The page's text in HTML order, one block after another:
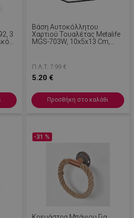
3
Βάση Αυτοκόλλητου
Χαρτιού Τουαλέτας Metalife
MGS-703W, 10x5x13 Cm,
Π.Λ.Τ: 7.99 €
5.20 €
Προσθήκη στο καλάθι
-31 %